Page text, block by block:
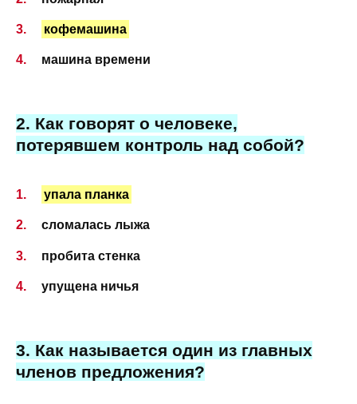
кофемашина
машина времени
2. Как говорят о человеке,
потерявшем контроль над собой?
упала планка
сломалась лыжа
пробита стенка
упущена ничья
3. Как называется один из главных
членов предложения?